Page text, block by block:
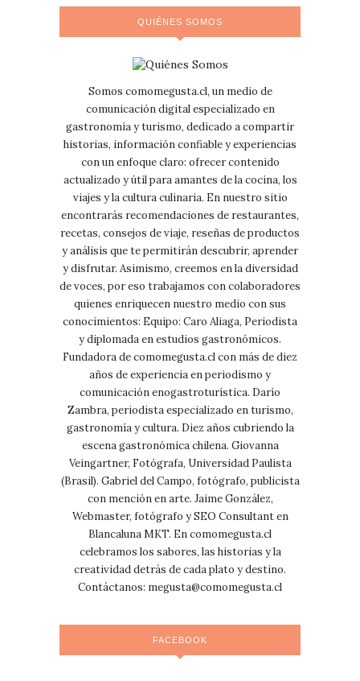
QUIÉNES SOMOS
Somos comomegusta.cl, un medio de
comunicación digital especializado en
gastronomía y turismo, dedicado a compartir
historias, información confiable y experiencias
con un enfoque claro: ofrecer contenido
actualizado y útil para amantes de la cocina, los
viajes y la cultura culinaria. En nuestro sitio
encontrarás recomendaciones de restaurantes,
recetas, consejos de viaje, reseñas de productos
y análisis que te permitirán descubrir, aprender
y disfrutar. Asimismo, creemos en la diversidad
de voces, por eso trabajamos con colaboradores
quienes enriquecen nuestro medio con sus
conocimientos: Equipo: Caro Aliaga, Periodista
y diplomada en estudios gastronómicos.
Fundadora de comomegusta.cl con más de diez
años de experiencia en periodismo y
comunicación enogastroturística. Darío
Zambra, periodista especializado en turismo,
gastronomía y cultura. Diez años cubriendo la
escena gastronómica chilena. Giovanna
Veingartner, Fotógrafa, Universidad Paulista
(Brasil). Gabriel del Campo, fotógrafo, publicista
con mención en arte. Jaime González,
Webmaster, fotógrafo y SEO Consultant en
Blancaluna MKT. En comomegusta.cl
celebramos los sabores, las historias y la
creatividad detrás de cada plato y destino.
Contáctanos: megusta@comomegusta.cl
FACEBOOK